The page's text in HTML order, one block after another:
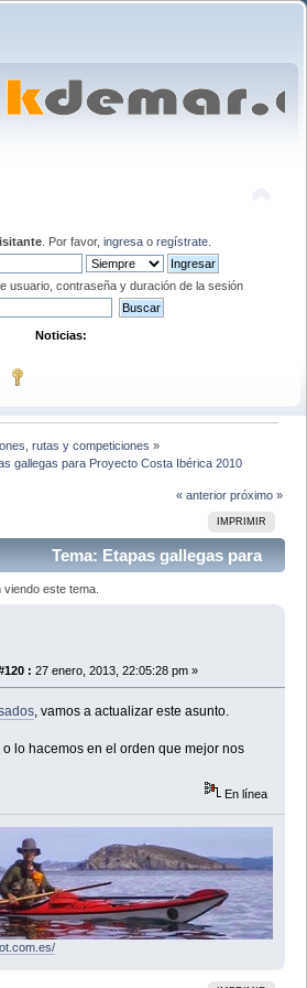
. Por favor, ingresao regístrate.
usuario, contraseña y duración de la sesión
Noticias:
rutas y competiciones »
gallegas para Proyecto Costa Ibérica 2010
« anterior próximo »
IMPRIMIR
Tema: Etapas gallegas para
2010 (Leído 275918 veces)
este tema.
: 27 enero, 2013, 22:05:28 pm »
, vamos a actualizar este asunto.
o lo hacemos en el orden que mejor nos
En línea